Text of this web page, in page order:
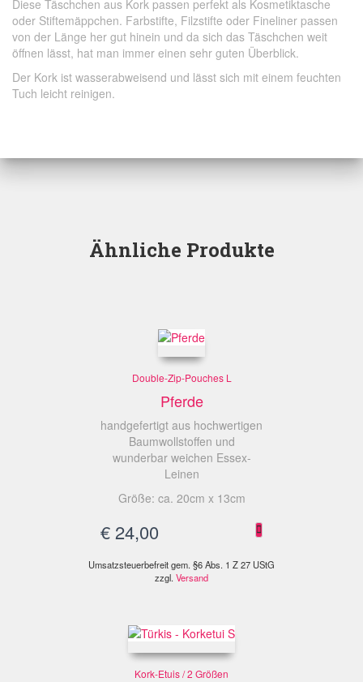
Diese Täschchen aus Kork passen perfekt als Kosmetiktasche
oder Stiftemäppchen. Farbstifte, Filzstifte oder Fineliner passen
von der Länge her gut hinein und da sich das Täschchen weit
öffnen lässt, hat man immer einen sehr guten Überblick.
Der Kork ist wasserabweisend und lässt sich mit einem feuchten
Tuch leicht reinigen.
Ähnliche Produkte
Double-Zip-Pouches L
Pferde
handgefertigt aus hochwertigen
Baumwollstoffen und
wunderbar weichen Essex-
Leinen
Größe: ca. 20cm x 13cm
€24,00
Umsatzsteuerbefreit gem. §6 Abs. 1 Z 27 UStG
zzgl.Versand
Kork-Etuis / 2 Größen